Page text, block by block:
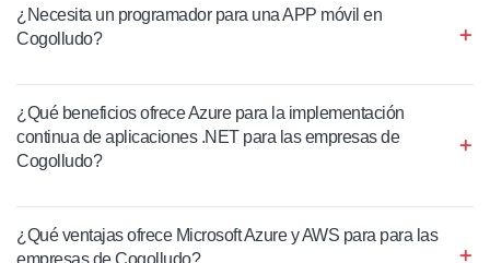
¿Necesita un programador para una APP móvil en
Cogolludo?
¿Qué beneficios ofrece Azure para la implementación
continua de aplicaciones .NET para las empresas de
Cogolludo?
¿Qué ventajas ofrece Microsoft Azure y AWS para para las
empresas de Cogolludo?